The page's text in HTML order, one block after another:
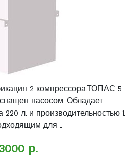
2 компрессора.ТОПАС 5
насосом. Обладает
л. и производительностью 1
для ..
р.